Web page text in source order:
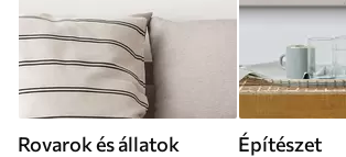
Rovarok és állatok Építészet